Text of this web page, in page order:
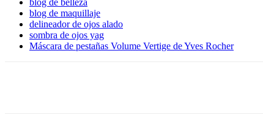
blog de maquillaje
delineador de ojos alado
sombra de ojos yag
Máscara de pestañas Volume Vertige de Yves Rocher